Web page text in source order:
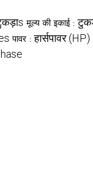
मूल्य की इकाई :
पावर : हार्सपावर (HP)